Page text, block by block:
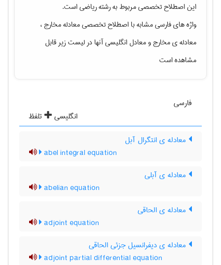
این اصطلاح تخصصی مربوط به رشتهرياضیاست.
واژه های فارسی مشابه با اصطلاح تخصصیمعادله مخارج ،
معادله ی مخارجو معادل انگلیسی آنها در لیست زیر قابل
مشاهده است
فارسی
انگلیسی
تلفظ
معادله ی انتگرال آبل
abel integral equation
معادله ی آبلی
abelian equation
معادله ی الحاقی
adjoint equation
معادله ی دیفرانسیل جزئی الحاقی
adjoint partial differential equation